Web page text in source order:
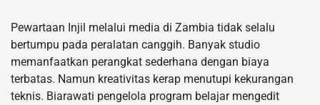
Pewartaan Injil melalui media di Zambia tidak selalu
bertumpu pada peralatan canggih. Banyak studio
memanfaatkan perangkat sederhana dengan biaya
terbatas. Namun kreativitas kerap menutupi kekurangan
teknis. Biarawati pengelola program belajar mengedit